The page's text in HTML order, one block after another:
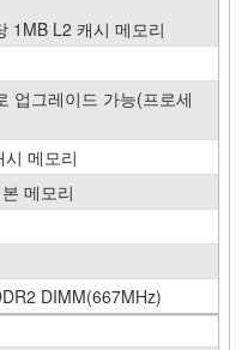
1MB L2 캐시 메모리
업그레이드 가능(프로세
메모리
메모리
DIMM(667MHz)